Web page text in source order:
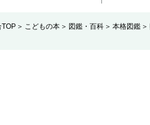
TOP こどもの本 図鑑・百科 本格図鑑